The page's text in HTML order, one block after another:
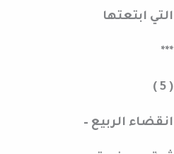
التي ابتعتها
***
( 5 )
انقضاء الربيع –